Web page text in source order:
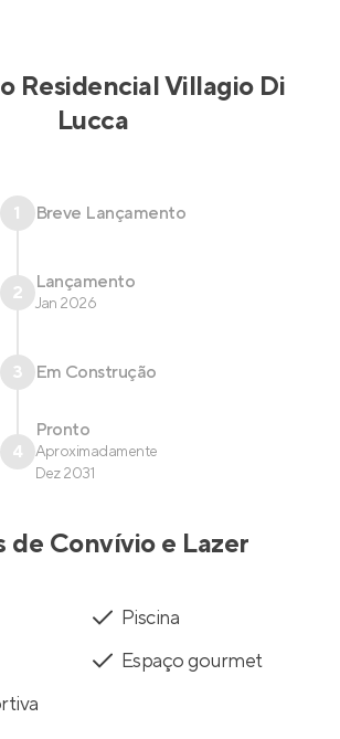
Residencial Villagio Di
Lucca
1 Breve Lançamento
2 Lançamento
Jan 2026
3 Em Construção
4
Pronto
Aproximadamente
Dez 2031
de Convívio e Lazer
Piscina
Espaço gourmet